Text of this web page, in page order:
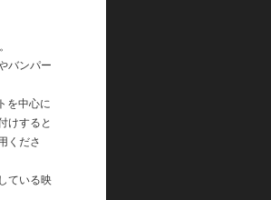
バンパー
を中心に
けすると
くださ
ている映